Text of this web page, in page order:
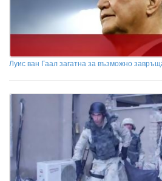
Луис ван Гаал загатна за възможно